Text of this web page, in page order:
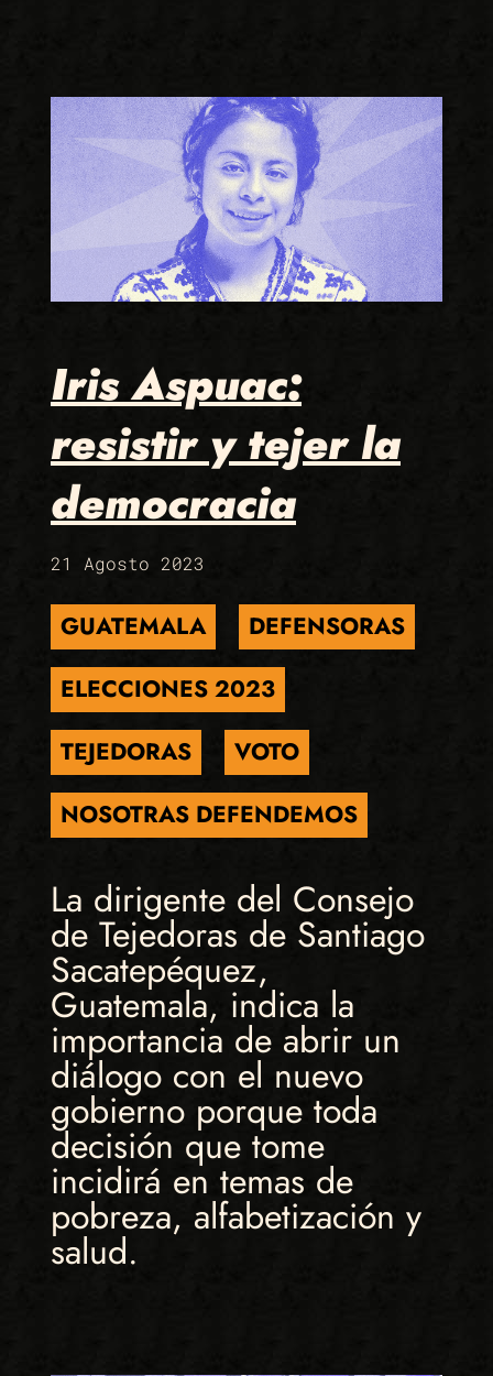
Iris Aspuac:
resistir y tejer la
democracia
21 Agosto 2023
GUATEMALA
DEFENSORAS
ELECCIONES 2023
TEJEDORAS
VOTO
NOSOTRAS DEFENDEMOS
La dirigente del Consejo
de Tejedoras de Santiago
Sacatepéquez,
Guatemala, indica la
importancia de abrir un
diálogo con el nuevo
gobierno porque toda
decisión que tome
incidirá en temas de
pobreza, alfabetización y
salud.